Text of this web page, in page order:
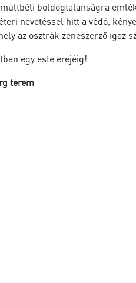
boldogtalanságra
nevetéssel hitt a védő,
az osztrák zeneszerző igaz
egy este erejéig!
terem